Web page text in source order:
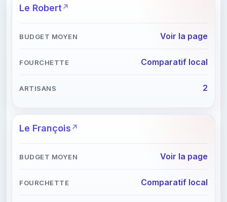
Le Robert
Voir la page
Comparatif local
2
Le François
Voir la page
Comparatif local